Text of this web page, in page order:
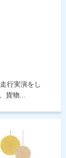
行実演をし
貨物...